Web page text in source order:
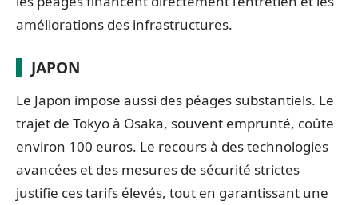
améliorations des infrastructures.
JAPON
Le Japon impose aussi des péages substantiels. Le
trajet de Tokyo à Osaka, souvent emprunté, coûte
environ 100 euros. Le recours à des technologies
avancées et des mesures de sécurité strictes
justifie ces tarifs élevés, tout en garantissant une